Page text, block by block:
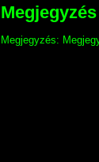
Megjegyzés: